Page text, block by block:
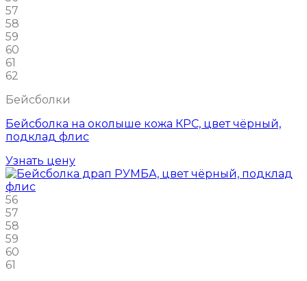
57
58
59
60
61
62
Бейсболки
Бейсболка на околыше кожа КРС, цвет чёрный,
подклад флис
Узнать цену
56
57
58
59
60
61